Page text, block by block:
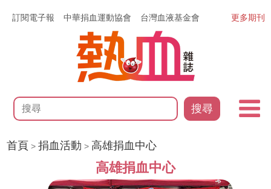
訂閱電子報 中華捐血運動協會 台灣血液基金會
搜尋
更多期刊
首頁 >捐血活動 > 高雄捐血中心
高雄捐血中心